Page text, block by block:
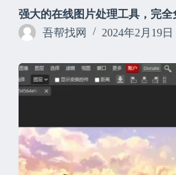
强大的在线图片处理工具，完
吾帮找网
2024年2月19日